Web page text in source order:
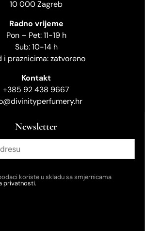
10 000 Zagreb
Radno vrijeme
Pon – Pet: 11-19 h
Sub: 10-14 h
i praznicima: zatvoreno
Kontakt
+385 92 438 9667
Newsletter
koriste u skladu sa smjernicama
privatnosti.